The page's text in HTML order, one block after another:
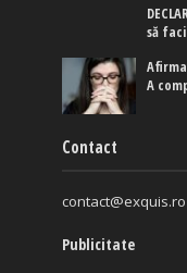
să
A
Contact
contact@exquis.ro
Publicitate